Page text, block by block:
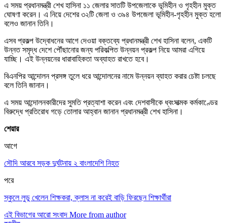
এ সময় প্রধানমন্ত্রী শেখ হাসিনা ১১ জেলার সাতটি উপজেলাকে ভূমিহীন ও গৃহহীন মুক্ত
ঘোষণা করেন। এ নিয়ে দেশের ৩২টি জেলা ও ৩৯৪ উপজেলা ভূমিহীন-গৃহহীন মুক্ত হলো
বলেও জানান তিনি।
এসব প্রকল্প উদ্বোধনের আগে দেওয়া বক্তব্যে প্রধানমন্ত্রী শেখ হাসিনা বলেন, একটি
উন্নত সমৃদ্ধ দেশে পৌঁছানোর জন্য পরিকল্পিত উন্নয়ন প্রকল্প নিয়ে আমরা এগিয়ে
যাচ্ছি। এই উন্নয়নের ধারাবাহিকতা অব্যাহত রাখতে হবে।
বিএনপির আন্দোলন প্রসঙ্গ তুলে ধরে আন্দোলনের নামে উন্নয়ন ব্যাহত করার চেষ্টা চলছে
বলে তিনি জানান।
এ সময় আন্দোলনকারীদের সুমতি প্রত্যাশা করেন এবং দেশবাসীকে ধ্বংসাত্মক কর্মকাণ্ডের
বিরুদ্ধে প্রতিরোধ গড়ে তোলার আহ্বান জানান প্রধানমন্ত্রী শেখ হাসিনা।
শেয়ার
আগে
সৌদি আরবে সড়ক দুর্ঘটনায় ২ বাংলাদেশি নিহত
পরে
স্কুলে লুডু খেলেন শিক্ষকরা, ক্লাস না করেই বাড়ি ফিরছেন শিক্ষার্থীরা
এই বিভাগের আরো সংবাদ More from author